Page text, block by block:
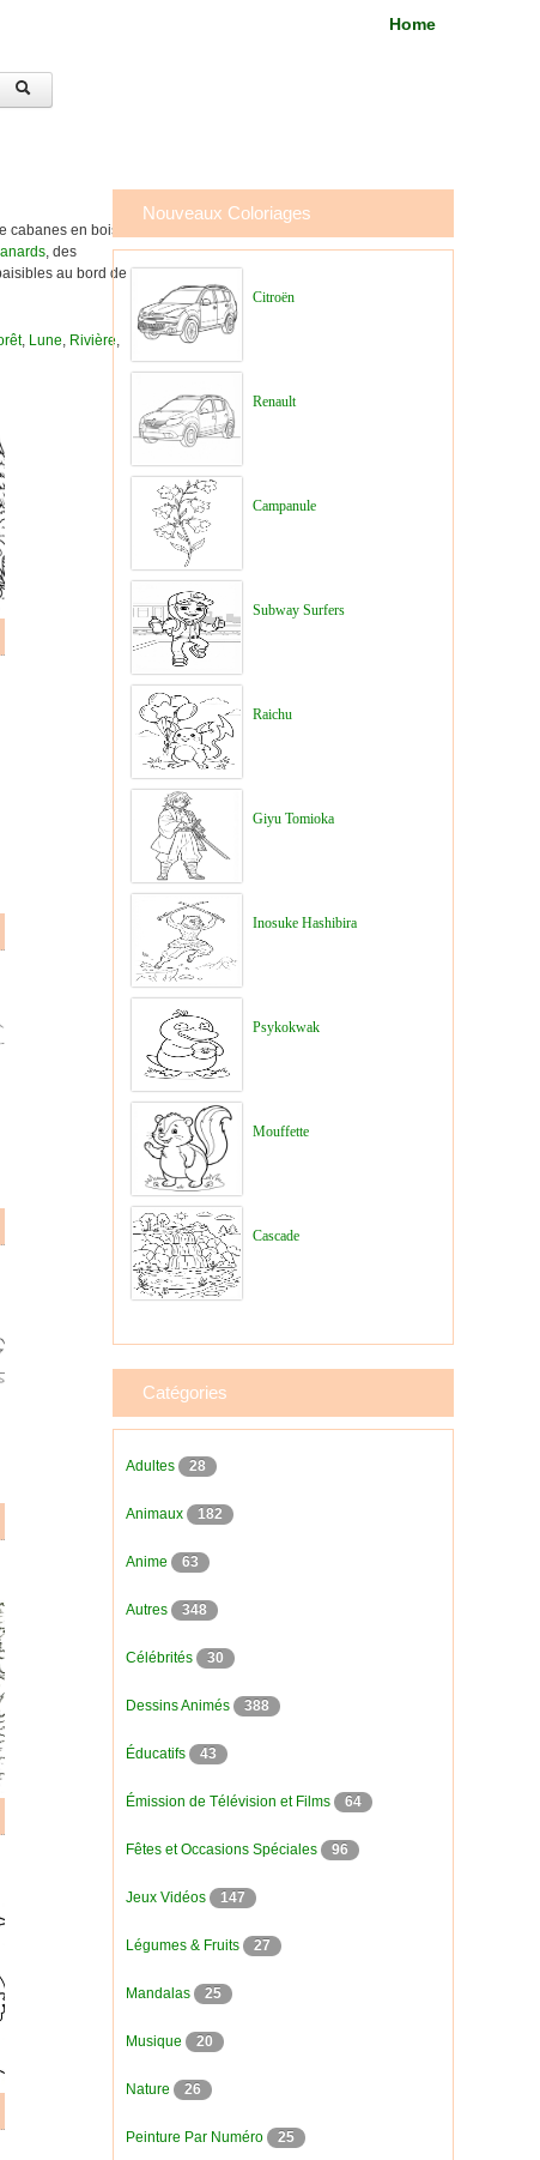
Home
cabanes en bois.
, des
au bord de
, Lune, Rivière,
Nouveaux Coloriages
Citroën
Renault
Campanule
Subway Surfers
Raichu
Giyu Tomioka
Inosuke Hashibira
Psykokwak
Mouffette
Cascade
Catégories
Adultes 28
Animaux 182
Anime 63
Autres 348
Célébrités 30
Dessins Animés 388
Éducatifs 43
Émission de Télévision et Films 64
Fêtes et Occasions Spéciales 96
Jeux Vidéos 147
Légumes & Fruits 27
Mandalas 25
Musique 20
Nature 26
Peinture Par Numéro 25